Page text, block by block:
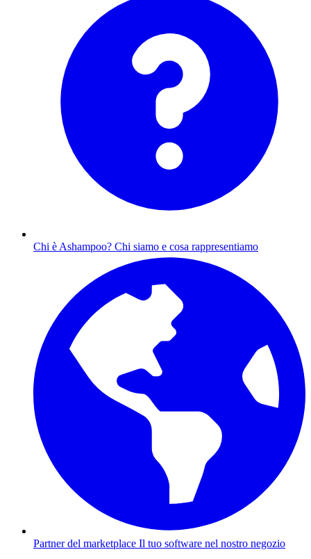
Chi è Ashampoo? Chi siamo e cosa rappresentiamo
Partner del marketplace Il tuo software nel nostro negozio